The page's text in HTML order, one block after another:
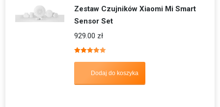
Zestaw Czujników Xiaomi Mi Smart
Sensor Set
929.00 zł
5.00
Dodaj do koszyka